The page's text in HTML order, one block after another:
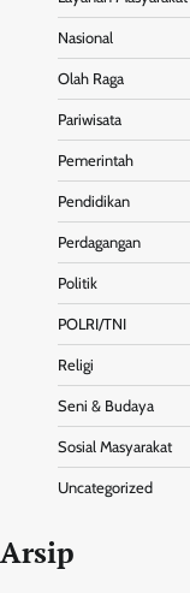
Nasional
Olah Raga
Pariwisata
Pemerintah
Pendidikan
Perdagangan
Politik
POLRI/TNI
Religi
Seni & Budaya
Sosial Masyarakat
Uncategorized
Arsip